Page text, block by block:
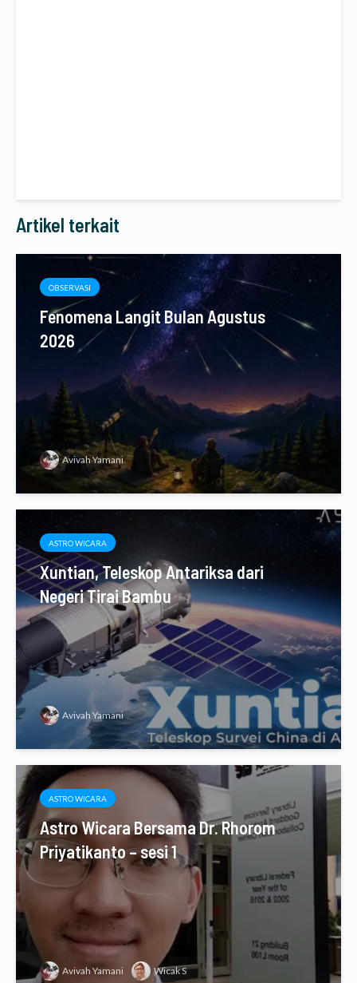
Artikel terkait
OBSERVASI
Fenomena Langit Bulan Agustus
2026
Avivah Yamani
ASTRO WICARA
Xuntian, Teleskop Antariksa dari
Negeri Tirai Bambu
Avivah Yamani
ASTRO WICARA
Astro Wicara Bersama Dr. Rhorom
Priyatikanto – sesi 1
Avivah Yamani Wicak S